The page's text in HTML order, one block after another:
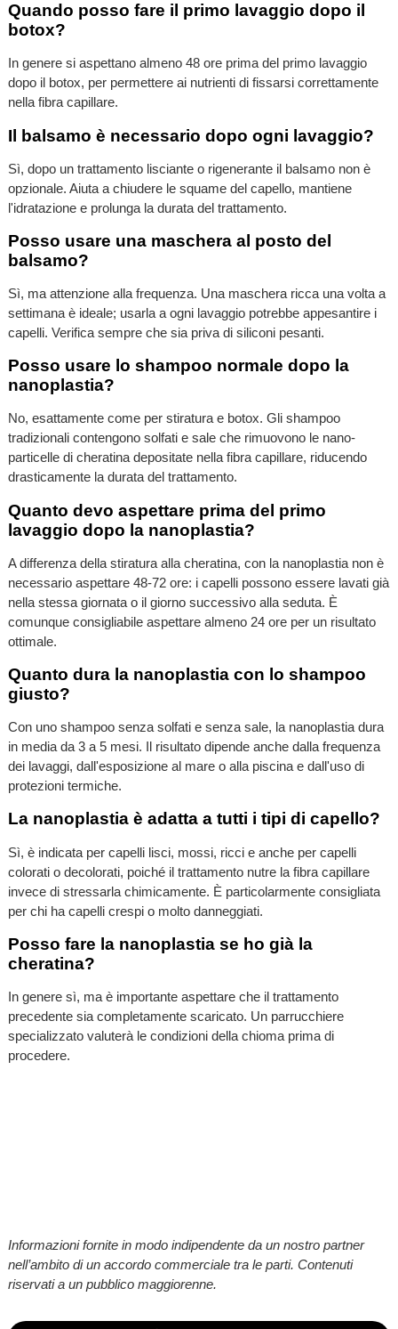
Quando posso fare il primo lavaggio dopo il
botox?
In genere si aspettano almeno 48 ore prima del primo lavaggio
dopo il botox, per permettere ai nutrienti di fissarsi correttamente
nella fibra capillare.
Il balsamo è necessario dopo ogni lavaggio?
Sì, dopo un trattamento lisciante o rigenerante il balsamo non è
opzionale. Aiuta a chiudere le squame del capello, mantiene
l'idratazione e prolunga la durata del trattamento.
Posso usare una maschera al posto del
balsamo?
Sì, ma attenzione alla frequenza. Una maschera ricca una volta a
settimana è ideale; usarla a ogni lavaggio potrebbe appesantire i
capelli. Verifica sempre che sia priva di siliconi pesanti.
Posso usare lo shampoo normale dopo la
nanoplastia?
No, esattamente come per stiratura e botox. Gli shampoo
tradizionali contengono solfati e sale che rimuovono le nano-
particelle di cheratina depositate nella fibra capillare, riducendo
drasticamente la durata del trattamento.
Quanto devo aspettare prima del primo
lavaggio dopo la nanoplastia?
A differenza della stiratura alla cheratina, con la nanoplastia non è
necessario aspettare 48-72 ore: i capelli possono essere lavati già
nella stessa giornata o il giorno successivo alla seduta. È
comunque consigliabile aspettare almeno 24 ore per un risultato
ottimale.
Quanto dura la nanoplastia con lo shampoo
giusto?
Con uno shampoo senza solfati e senza sale, la nanoplastia dura
in media da 3 a 5 mesi. Il risultato dipende anche dalla frequenza
dei lavaggi, dall'esposizione al mare o alla piscina e dall'uso di
protezioni termiche.
La nanoplastia è adatta a tutti i tipi di capello?
Sì, è indicata per capelli lisci, mossi, ricci e anche per capelli
colorati o decolorati, poiché il trattamento nutre la fibra capillare
invece di stressarla chimicamente. È particolarmente consigliata
per chi ha capelli crespi o molto danneggiati.
Posso fare la nanoplastia se ho già la
cheratina?
In genere sì, ma è importante aspettare che il trattamento
precedente sia completamente scaricato. Un parrucchiere
specializzato valuterà le condizioni della chioma prima di
procedere.
Informazioni fornite in modo indipendente da un nostro partner
nell’ambito di un accordo commerciale tra le parti. Contenuti
riservati a un pubblico maggiorenne.